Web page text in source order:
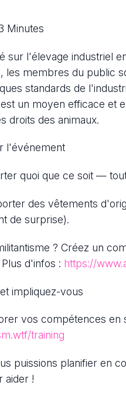
Minutes
sur l'élevage industriel
les membres du public
standards de
un moyen efficace et
droits des animaux.
l'événement
quoi que ce soit —
des vêtements
de surprise).
? Créez un
d'infos : https://
impliquez-vous
vos compétences en
training
puissions planifier en
aider !